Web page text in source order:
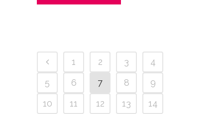
1 2 3
4
5
6 7 8
9
10
11 12 13
14